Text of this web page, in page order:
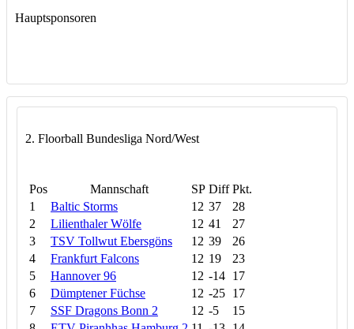
Hauptsponsoren
2. Floorball Bundesliga Nord/West
Pos Mannschaft SP Diff Pkt.
1
Baltic Storms 12 37
28
2
Lilienthaler Wölfe 12 41
27
3
TSV Tollwut Ebersgöns 12 39
26
4
Frankfurt Falcons 12 19
23
5
Hannover 96 12 -14 17
6
Dümptener Füchse 12 -25 17
7
SSF Dragons Bonn 2 12 -5
15